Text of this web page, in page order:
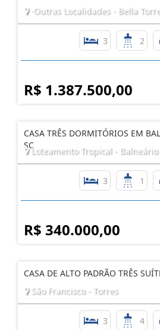
·Outras Localidades - Bella
3 2
R$ 1.387.500,00
CASA TRÊS DORMITÓRIOS EM
SCLoteamento Tropical - Balneário
3 1
R$ 340.000,00
CASA DE ALTO PADRÃO TRÊS
São Francisco - Torres
3 4